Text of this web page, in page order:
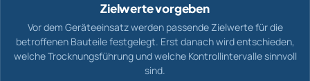
Zielwerte vorgeben
Vor dem Geräteeinsatz werden passende Zielwerte für die
betroffenen Bauteile festgelegt. Erst danach wird entschieden,
welche Trocknungsführung und welche Kontrollintervalle sinnvoll
sind.